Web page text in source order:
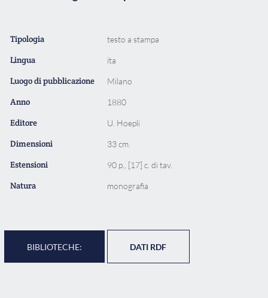
Tipologia testo a stampa
Lingua ita
Luogo di pubblicazione Milano
Anno 1880
Editore U. Hoepli
Dimensioni 33 cm.
Estensioni 90 p., [17] c. di tav.
Natura monografia
BIBLIOTECHE: DATI RDF